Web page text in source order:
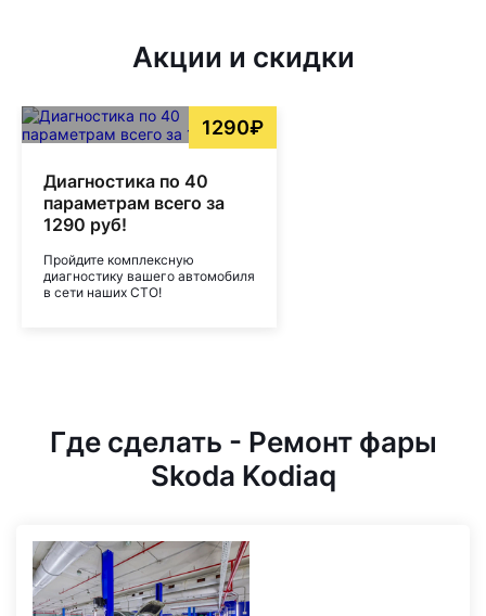
Акции и скидки
1290₽
Диагностика по 40
параметрам всего за
1290 руб!
Пройдите комплексную
диагностику вашего автомобиля
в сети наших СТО!
Где сделать - Ремонт фары
Skoda Kodiaq